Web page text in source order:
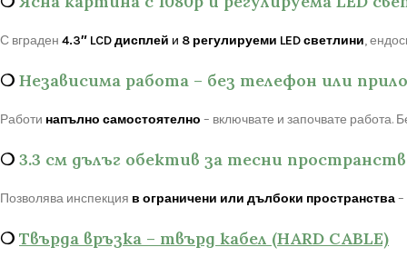
С вграден 4.3″ LCD дисплей и 8 регулируеми LED светлини,
❍ Независима работа – без телефон или
Работи напълно самостоятелно – включвате и започвате работа.
❍ 3.3 см дълъг обектив за тесни
Позволява инспекция в ограничени или дълбоки пространства
❍ Твърда връзка – твърд кабел (HARD CABLE)